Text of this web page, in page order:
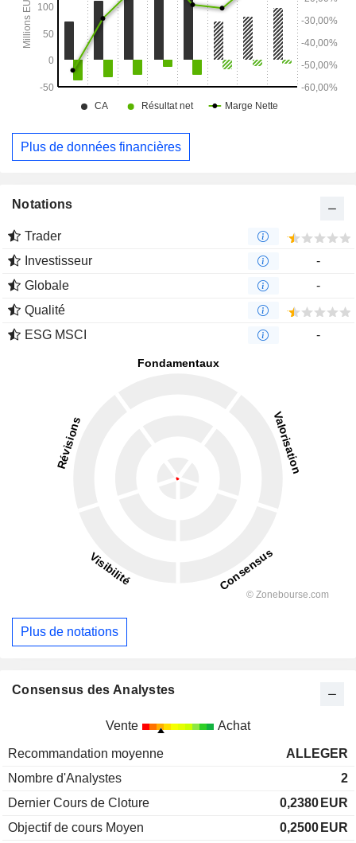
Plus de données financières
Notations
Trader
Investisseur
-
Globale
-
Qualité
ESG MSCI
-
Plus de notations
Consensus des Analystes
Vente Achat
Recommandation moyenne
ALLEGER
Nombre d'Analystes
2
Dernier Cours de Cloture
0,2380 EUR
Objectif de cours Moyen
0,2500 EUR